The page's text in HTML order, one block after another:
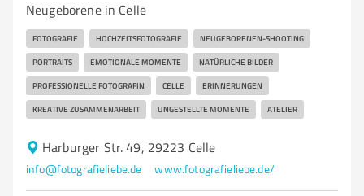
Neugeborene in Celle
FOTOGRAFIE HOCHZEITSFOTOGRAFIE NEUGEBORENEN-SHOOTING
PORTRAITS EMOTIONALE MOMENTE NATÜRLICHE BILDER
PROFESSIONELLE FOTOGRAFIN CELLE ERINNERUNGEN
KREATIVE ZUSAMMENARBEIT UNGESTELLTE MOMENTE ATELIER
Harburger Str. 49, 29223 Celle
info@fotografieliebe.de www.fotografieliebe.de/